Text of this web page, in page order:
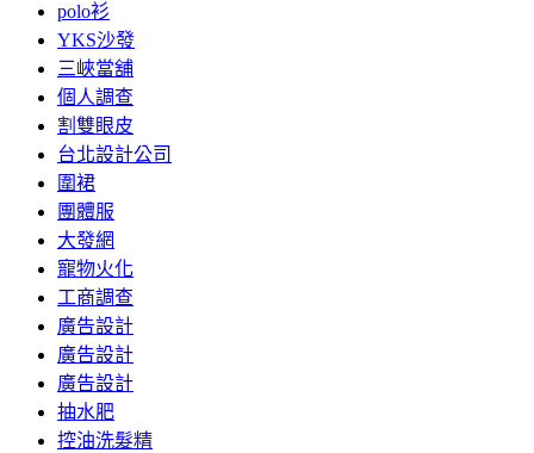
polo衫
YKS沙發
三峽當舖
個人調查
割雙眼皮
台北設計公司
圍裙
團體服
大發網
寵物火化
工商調查
廣告設計
廣告設計
廣告設計
抽水肥
控油洗髮精